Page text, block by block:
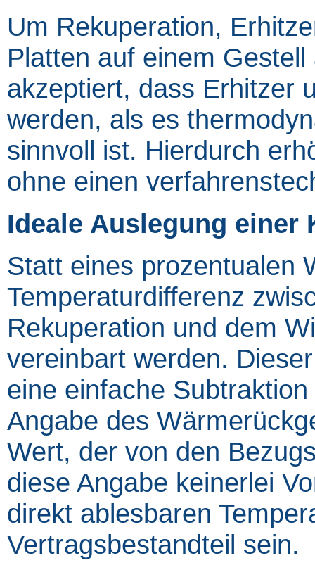
Um Rekuperation,
Platten auf einem
akzeptiert, dass Erhitzer
werden, als es
sinnvoll ist. Hierdurch
ohne einen
Ideale Auslegung einer
Statt eines prozentualen
Temperaturdifferenz
Rekuperation und dem
vereinbart werden.
eine einfache
Angabe des
Wert, der von den
diese Angabe keinerlei
direkt ablesbaren
Vertragsbestandteil sein.